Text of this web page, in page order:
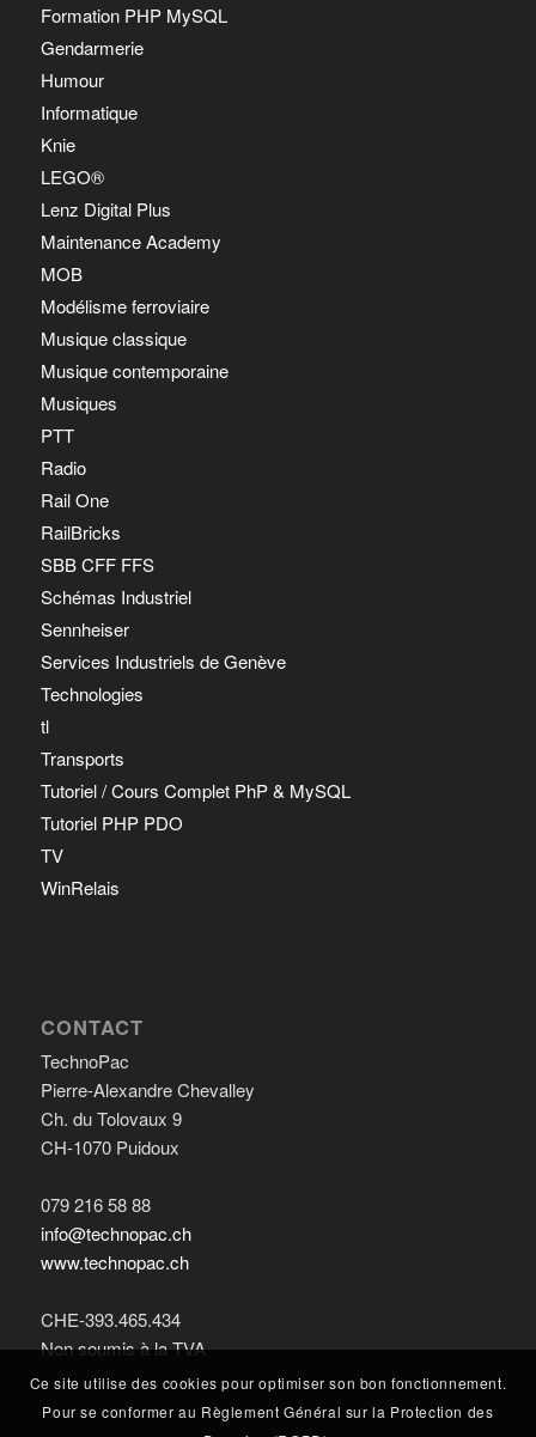
Formation PHP MySQL
Gendarmerie
Humour
Informatique
Knie
LEGO®
Lenz Digital Plus
Maintenance Academy
MOB
Modélisme ferroviaire
Musique classique
Musique contemporaine
Musiques
PTT
Radio
Rail One
RailBricks
SBB CFF FFS
Schémas Industriel
Sennheiser
Services Industriels de Genève
Technologies
tl
Transports
Tutoriel / Cours Complet PhP & MySQL
Tutoriel PHP PDO
TV
WinRelais
CONTACT
TechnoPac
Pierre-Alexandre Chevalley
Ch. du Tolovaux 9
CH-1070 Puidoux
079 216 58 88
info@technopac.ch
www.technopac.ch
CHE-393.465.434
Non soumis à la TVA
Ce site utilise des cookies pour optimiser son bon fonctionnement.
Pour se conformer au Règlement Général sur la Protection des